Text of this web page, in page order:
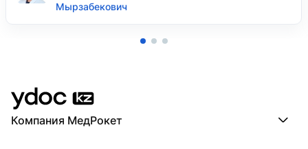
Мырзабекович
Компания МедРокет